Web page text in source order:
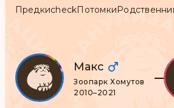
ПредкиcheckПотомки
Макс
Зоопарк Хомутов
2010–2021